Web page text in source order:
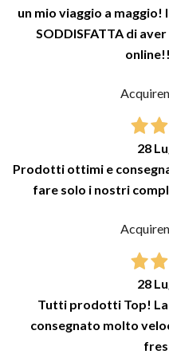
un mio viaggio a maggio!
SODDISFATTA di
28
Prodotti ottimi e
fare solo i nostri
28
Tutti prodotti Top!
consegnato molto